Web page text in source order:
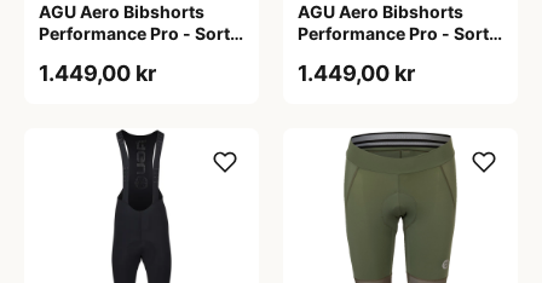
AGU Aero Bibshorts
Performance Pro - Sort -
1.449,00 kr
AGU Aero Bibshorts
Performance Pro - Sort -
1.449,00 kr